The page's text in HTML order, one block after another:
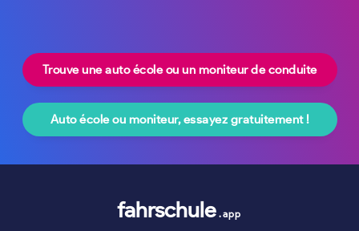
Trouve une auto école ou un moniteur de conduite
Auto école ou moniteur, essayez gratuitement !
fahrschule .app